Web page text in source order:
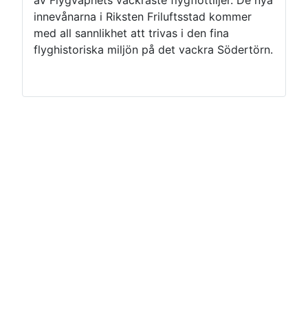
innevånarna i Riksten Friluftsstad kommer
med all sannlikhet att trivas i den fina
flyghistoriska miljön på det vackra Södertörn.